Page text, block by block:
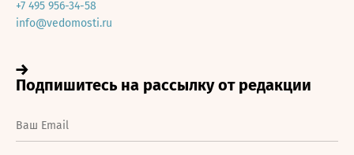
+7 495 956-34-58
info@vedomosti.ru